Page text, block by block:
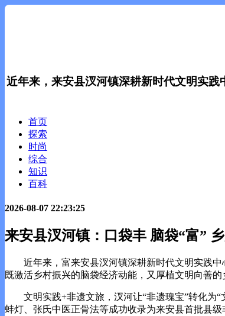
近年来，来安县汊河镇深耕新时代文明实
首页
探索
时尚
综合
知识
百科
2026-08-07 22:23:25
来安县汊河镇：口袋丰 脑袋“富”
近年来，富来安县汊河镇深耕新时代文明实践中
既激活乡村振兴的脑袋经济动能，又厚植文明向善
文明实践+非遗文旅，汊河让“非遗瑰宝”转化为“
蚌灯、张氏中医正骨法等成功收录为来安县首批县